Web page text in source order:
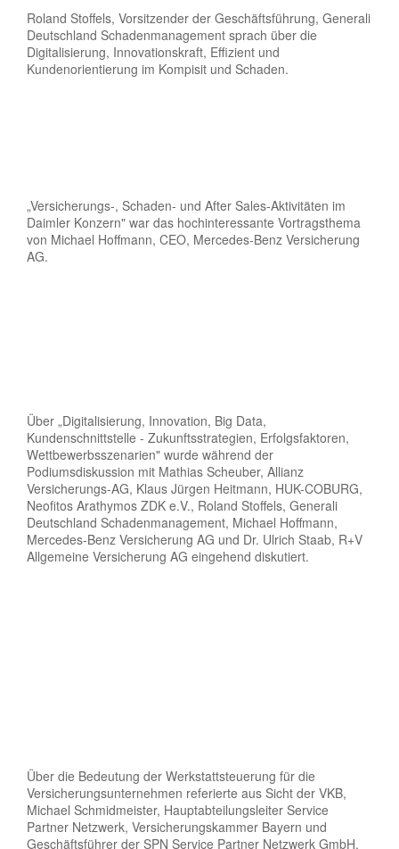
Roland Stoffels, Vorsitzender der Geschäftsführung, Generali
Deutschland Schadenmanagement sprach über die
Digitalisierung, Innovationskraft, Effizient und
Kundenorientierung im Kompisit und Schaden.
„Versicherungs-, Schaden- und After Sales-Aktivitäten im
Daimler Konzern" war das hochinteressante Vortragsthema
von Michael Hoffmann, CEO, Mercedes-Benz Versicherung
AG.
Über „Digitalisierung, Innovation, Big Data,
Kundenschnittstelle - Zukunftsstrategien, Erfolgsfaktoren,
Wettbewerbsszenarien" wurde während der
Podiumsdiskussion mit Mathias Scheuber, Allianz
Versicherungs-AG, Klaus Jürgen Heitmann, HUK-COBURG,
Neofitos Arathymos ZDK e.V., Roland Stoffels, Generali
Deutschland Schadenmanagement, Michael Hoffmann,
Mercedes-Benz Versicherung AG und Dr. Ulrich Staab, R+V
Allgemeine Versicherung AG eingehend diskutiert.
Über die Bedeutung der Werkstattsteuerung für die
Versicherungsunternehmen referierte aus Sicht der VKB,
Michael Schmidmeister, Hauptabteilungsleiter Service
Partner Netzwerk, Versicherungskammer Bayern und
Geschäftsführer der SPN Service Partner Netzwerk GmbH.